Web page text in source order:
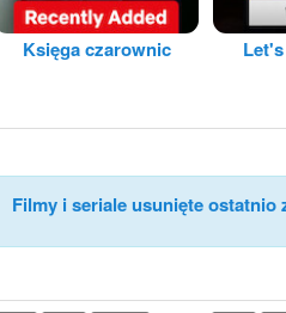
Księga czarownic
Filmy i seriale usunięte ostatnio